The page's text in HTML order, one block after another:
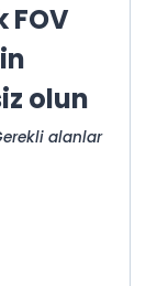
FOV
olun
alanlar